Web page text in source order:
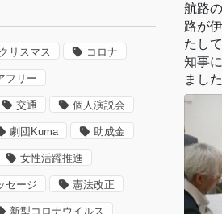
クリスマス コロナ
フリー
交通 個人演説会
劇団Kuma 助成金
女性活躍推進
セージ 憲法改正
新型コロナウイルス
航路
路が
たし
知事
ました